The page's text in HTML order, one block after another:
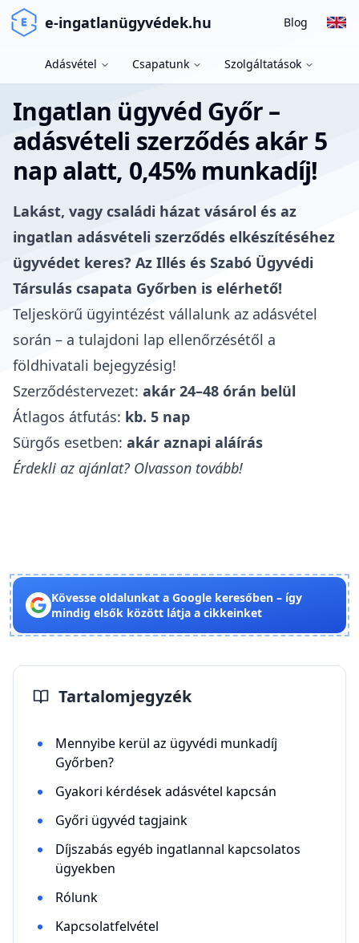
e-ingatlanügyvédek.hu Blog
Adásvétel Csapatunk Szolgáltatások
Ingatlan ügyvéd Győr –
adásvételi szerződés akár 5
nap alatt, 0,45% munkadíj!
Lakást, vagy családi házat vásárol és az
ingatlan adásvételi szerződés elkészítéséhez
ügyvédet keres? Az Illés és Szabó Ügyvédi
Társulás csapata Győrben is elérhető!
Teljeskörű ügyintézést vállalunk az adásvétel
során – a tulajdoni lap ellenőrzésétől a
földhivatali bejegyzésig!
Szerződéstervezet: akár 24–48 órán belül
Átlagos átfutás: kb. 5 nap
Sürgős esetben: akár aznapi aláírás
Érdekli az ajánlat? Olvasson tovább!
Kövesse oldalunkat a Google keresőben – így
mindig elsők között látja a cikkeinket
Tartalomjegyzék
Mennyibe kerül az ügyvédi munkadíj
Győrben?
Gyakori kérdések adásvétel kapcsán
Győri ügyvéd tagjaink
Díjszabás egyéb ingatlannal kapcsolatos
ügyekben
Rólunk
Kapcsolatfelvétel